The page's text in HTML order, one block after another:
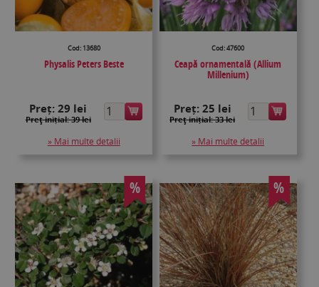
Cod: 13680
Physalis Peters Beste
Preț:29 lei
Preţ inițial: 39 lei
» Mai multe detalii
Cod: 47600
Ceapă ornamentală (Allium
Millenium)
Preț: 25 lei
Preţ inițial: 33 lei
» Mai multe detalii
% %